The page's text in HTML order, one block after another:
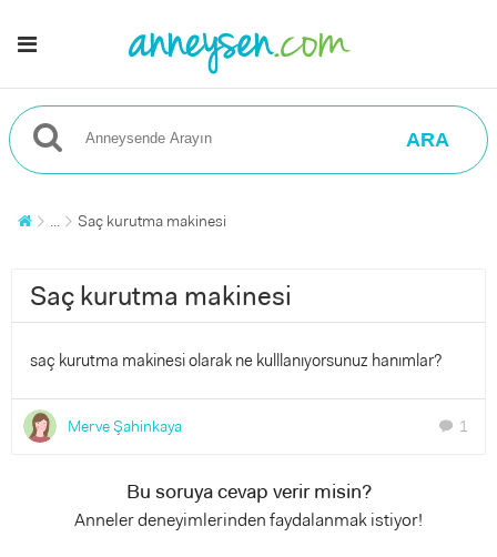
ARA
... Saç kurutma makinesi
Saç kurutma makinesi
saç kurutma makinesi olarak ne kulllanıyorsunuz hanımlar?
Merve Şahinkaya chat 1
Bu soruya cevap verir misin?
Anneler deneyimlerinden faydalanmak istiyor!